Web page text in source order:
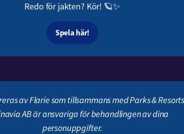
Redo för jakten? Kör! 🪐✨
Spela här!
av Flarie som tillsammans med Parks &
AB är ansvariga för behandlingen av dina
personuppgifter.